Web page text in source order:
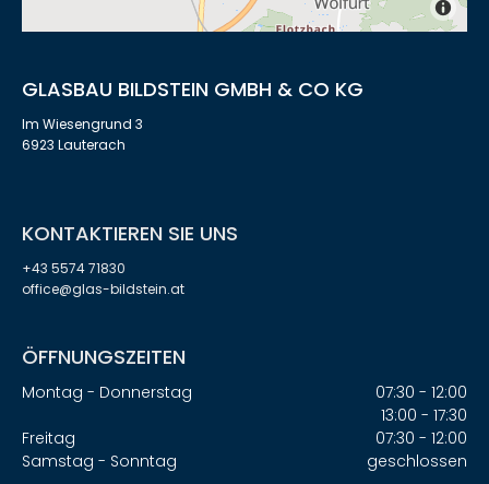
GLASBAU BILDSTEIN GMBH & CO KG
Im Wiesengrund 3
6923 Lauterach
KONTAKTIEREN SIE UNS
+43 5574 71830
office@glas-bildstein.at
ÖFFNUNGSZEITEN
Montag - Donnerstag
07:30 - 12:00
13:00 - 17:30
Freitag
07:30 - 12:00
Samstag - Sonntag
geschlossen